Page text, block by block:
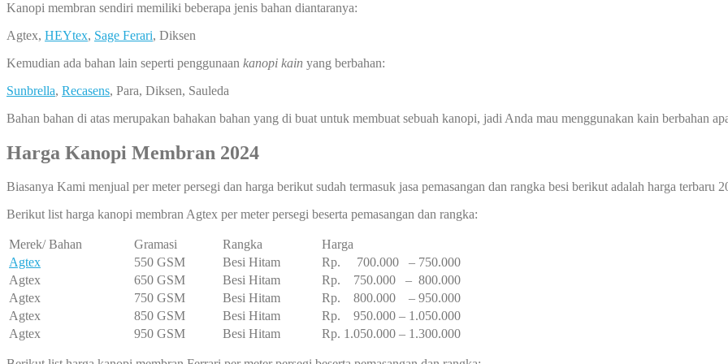
Kanopi membran sendiri memiliki beberapa jenis bahan diantaranya:
Agtex, HEYtex, Sage Ferari, Diksen
Kemudian ada bahan lain seperti penggunaan kanopi kain yang berbahan:
Sunbrella, Recasens, Para, Diksen, Sauleda
Bahan bahan di atas merupakan bahakan bahan yang di buat untuk membuat sebuah kanopi, jadi Anda mau menggunakan kain berbahan
Harga Kanopi Membran 2024
Biasanya Kami menjual per meter persegi dan harga berikut sudah termasuk jasa pemasangan dan rangka besi berikut adalah harga terbaru
Berikut list harga kanopi membran Agtex per meter persegi beserta pemasangan dan rangka:
Merek/ Bahan Gramasi Rangka
Harga
Agtex
550 GSM Besi Hitam
Rp. 700.000 – 750.000
Agtex
650 GSM Besi Hitam
Rp. 750.000 – 800.000
Agtex
750 GSM Besi Hitam
Rp. 800.000 – 950.000
Agtex
850 GSM Besi Hitam
Rp. 950.000 – 1.050.000
Agtex
950 GSM Besi Hitam Rp. 1.050.000 – 1.300.000